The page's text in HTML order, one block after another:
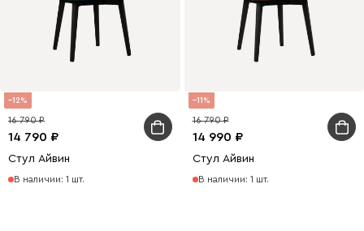
12
14 790
16 790
Стул Айвин
В наличии: 1 шт.
11
14 990
16 790
Стул Айвин
В наличии: 1 шт.